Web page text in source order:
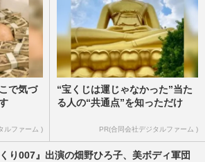
で気づ
ルファーム )
“宝くじは運じゃなかった”当た
る人の“共通点”を知っただけ
PR(合同会社デジタルファーム )
くり007』出演の畑野ひろ子、美ボディ軍団